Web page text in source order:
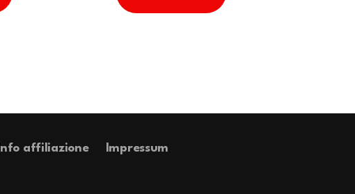
Info affiliazione Impressum